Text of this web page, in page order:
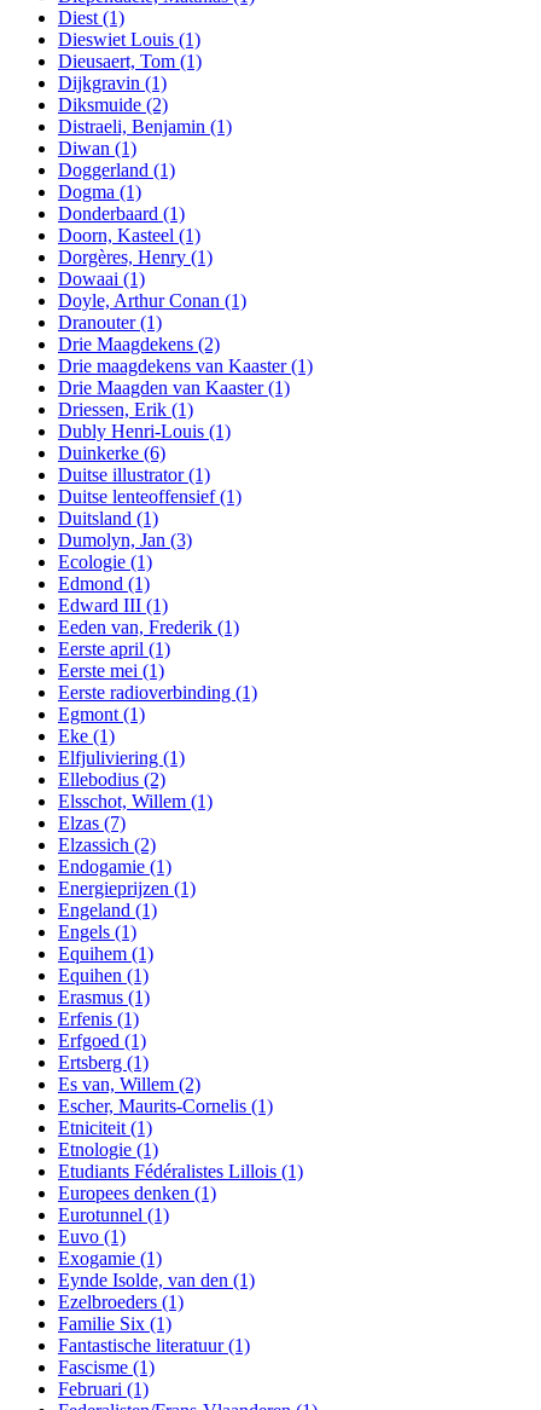
Diest (1)
Dieswiet Louis (1)
Dieusaert, Tom (1)
Dijkgravin (1)
Diksmuide (2)
Distraeli, Benjamin (1)
Diwan (1)
Doggerland (1)
Dogma (1)
Donderbaard (1)
Doorn, Kasteel (1)
Dorgères, Henry (1)
Dowaai (1)
Doyle, Arthur Conan (1)
Dranouter(1)
Drie Maagdekens (2)
Drie maagdekens van Kaaster(1)
Drie Maagden van Kaaster(1)
Driessen, Erik (1)
Dubly Henri-Louis (1)
Duinkerke (6)
Duitse illustrator(1)
Duitse lenteoffensief(1)
Duitsland (1)
Dumolyn, Jan (3)
Ecologie (1)
Edmond (1)
Edward III (1)
Eeden van, Frederik (1)
Eerste april (1)
Eerste mei (1)
Eerste radioverbinding (1)
Egmont (1)
Eke (1)
Elfjuliviering (1)
Ellebodius (2)
Elsschot, Willem (1)
Elzas (7)
Elzassich (2)
Endogamie (1)
Energieprijzen (1)
Engeland (1)
Engels (1)
Equihem (1)
Equihen (1)
Erasmus (1)
Erfenis (1)
Erfgoed (1)
Ertsberg (1)
Es van, Willem (2)
Escher, Maurits-Cornelis (1)
Etniciteit (1)
Etnologie (1)
Etudiants Fédéralistes Lillois (1)
Europees denken (1)
Eurotunnel (1)
Euvo (1)
Exogamie (1)
Eynde Isolde, van den (1)
Ezelbroeders (1)
Familie Six (1)
Fantastische literatuur(1)
Fascisme (1)
Februari (1)